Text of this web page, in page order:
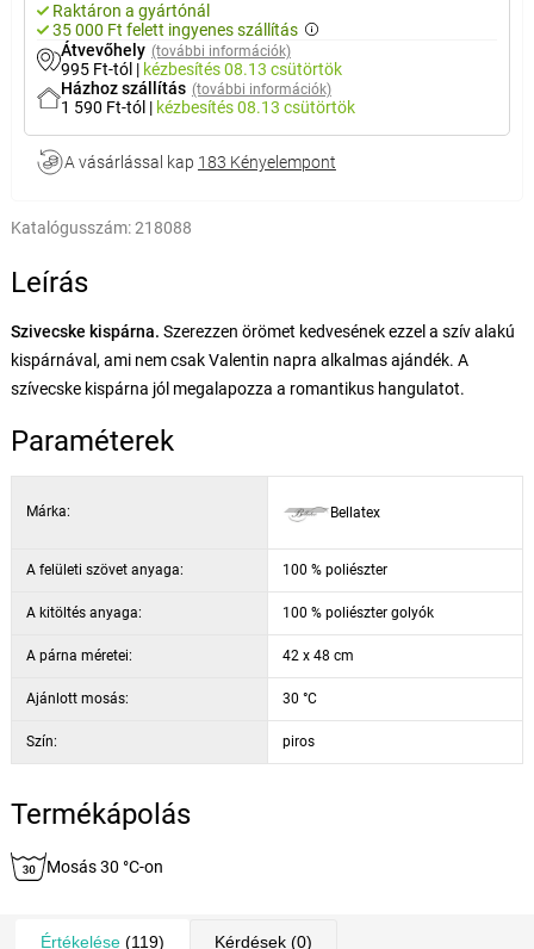
Raktáron a gyártónál
35 000 Ft felett ingyenes szállítás
Átvevőhely (további információk)
995 Ft-tól | kézbesítés08.13 csütörtök
Házhoz szállítás (további információk)
1 590 Ft-tól | kézbesítés08.13 csütörtök
A vásárlással kap 183 Kényelempont
Katalógusszám:218088
Leírás
Szivecske kispárna. Szerezzen örömet kedvesének ezzel a szív alakú
kispárnával, ami nem csak Valentin napra alkalmas ajándék. A
szívecske kispárna jól megalapozza a romantikus hangulatot.
Paraméterek
Márka: Bellatex
A felületi szövet anyaga: 100 % poliészter
A kitöltés anyaga: 100 % poliészter golyók
A párna méretei: 42 x 48 cm
Ajánlott mosás: 30 °C
Szín: piros
Termékápolás
Mosás 30 °C-on
Értékelése(119) Kérdések(0)